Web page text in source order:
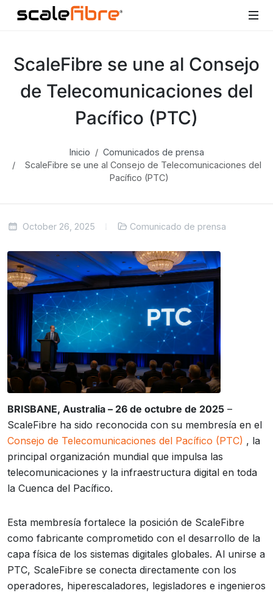
ScaleFibre se une al Consejo
de Telecomunicaciones del
Pacífico (PTC)
Inicio
Comunicados de prensa
ScaleFibre se une al Consejo de Telecomunicaciones del
Pacífico (PTC)
October 26, 2025 Comunicado de prensa
BRISBANE, Australia – 26 de octubre de 2025 –
ScaleFibre ha sido reconocida con su membresía en el
Consejo de Telecomunicaciones del Pacífico (PTC) , la
principal organización mundial que impulsa las
telecomunicaciones y la infraestructura digital en toda
la Cuenca del Pacífico.
Esta membresía fortalece la posición de ScaleFibre
como fabricante comprometido con el desarrollo de la
capa física de los sistemas digitales globales. Al unirse a
PTC, ScaleFibre se conecta directamente con los
operadores, hiperescaladores, legisladores e ingenieros